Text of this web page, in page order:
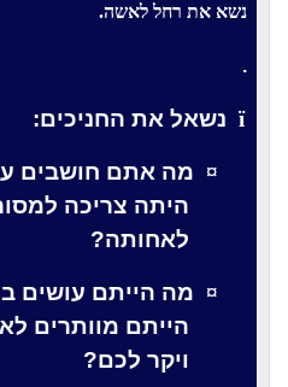
נשא את רחל לאשה.
.
ï נשאל את החניכים:
¤ מה אתם חושבים
היתה צריכה
לאחותה?
¤ מה הייתם עושים
הייתם מוותרים
ויקר לכם?